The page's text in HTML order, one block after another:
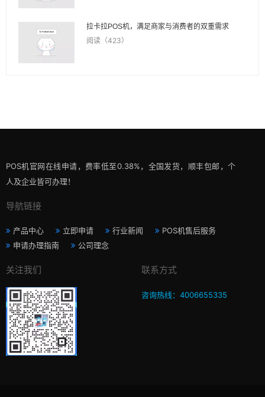
拉卡拉POS机，满足商家与消费者的双重需求
阅读（423）
POS机官网在线申请，费率低至0.38%，全国发货，顺丰包邮，个
人及企业皆可办理！
导航链接
产品中心 立即申请 行业新闻
POS机售后服务
申请办理指南
公司理念
关注我们 联系方式
咨询热线：4006655335